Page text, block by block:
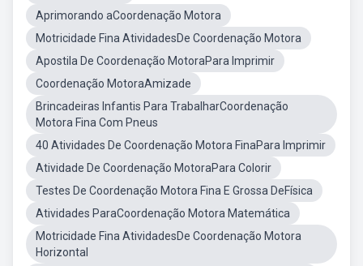
Aprimorando aCoordenação Motora
Motricidade Fina AtividadesDe Coordenação Motora
Apostila De Coordenação MotoraPara Imprimir
Coordenação MotoraAmizade
Brincadeiras Infantis Para TrabalharCoordenação
Motora Fina Com Pneus
40 Atividades De Coordenação Motora FinaPara Imprimir
Atividade De Coordenação MotoraPara Colorir
Testes De Coordenação Motora Fina E Grossa DeFísica
Atividades ParaCoordenação Motora Matemática
Motricidade Fina AtividadesDe Coordenação Motora
Horizontal